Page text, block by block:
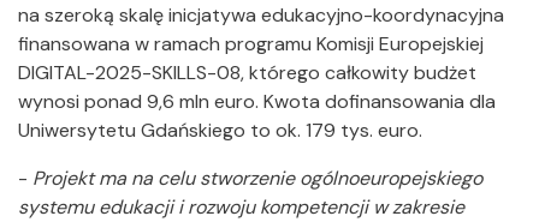
na szeroką skalę inicjatywa edukacyjno-koordynacyjna
finansowana w ramach programu Komisji Europejskiej
DIGITAL-2025-SKILLS-08, którego całkowity budżet
wynosi ponad 9,6 mln euro. Kwota dofinansowania dla
Uniwersytetu Gdańskiego to ok. 179 tys. euro.
- Projekt ma na celu stworzenie ogólnoeuropejskiego
systemu edukacji i rozwoju kompetencji w zakresie